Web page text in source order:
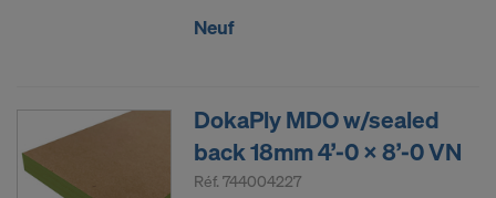
Neuf
DokaPly MDO w/sealed
back 18mm 4’-0 x 8’-0 VN
Réf. 744004227